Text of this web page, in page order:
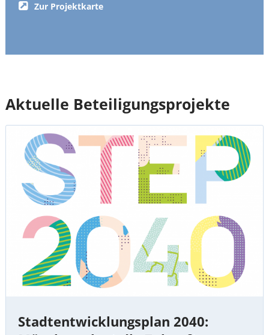
Zur Projektkarte
Aktuelle Beteiligungsprojekte
Stadtentwicklungsplan
2040:
München
Zukunft
Stadtentwicklungsplan 2040: